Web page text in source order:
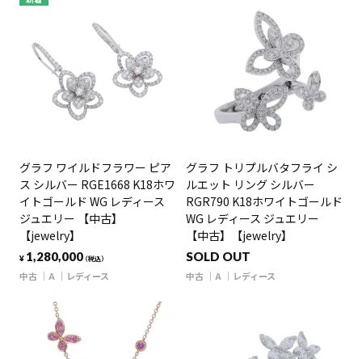
グラフ ワイルドフラワー ピア
ス シルバー RGE1668 K18ホワ
イトゴールド WG レディース
ジュエリー 【中古】
【jewelry】
¥ 1,280,000（税込）
中古 A レディース
グラフ トリプルバタフライ シ
ルエット リング シルバー
RGR790 K18ホワイトゴールド
WG レディース ジュエリー
【中古】【jewelry】
SOLD OUT
中古 A レディース